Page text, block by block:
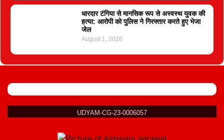
धारदार टंगिया से मानसिक रूप से अस्वस्थ युवक की
हत्या: आरोपी को पुलिस ने गिरफ्तार करते हुए भेजा
जेल
August 1, 2026
UDYAM-CG-23-0006057